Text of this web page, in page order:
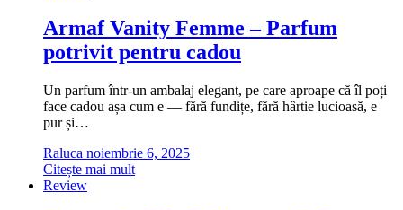
Armaf Vanity Femme – Parfum
potrivit pentru cadou
Un parfum într-un ambalaj elegant, pe care aproape că îl poți
face cadou așa cum e — fără fundițe, fără hârtie lucioasă, e
pur și…
Raluca noiembrie 6, 2025
Citește mai mult
Review